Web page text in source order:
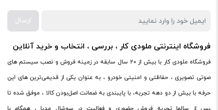
از ارسال لینک‌های سایت‌های دیگر و ارایه‌ی اطلاعات شخصی
خودتان مثل شماره تماس، ایمیل و آی‌دی شبکه‌های اجتماعی
پرهیز کنید.
ارسال
فروشگاه اینترنتی ملودی کار ، بررسی ، انتخاب و خرید آنلاین
فروشگاه ملودی کار با بیش از ۲۰ سال سابقه در زمینه فروش و نصب سیستم های
صوتی تصویری ، حفاظتی و امنیتی خودرو ، به عنوان یکی از قدیمی‌ترین های این
حرفه با بیش از دو دهه تجربه، با پایبندی به ضمانت اصل‌بودن کالا ، موفق شده تا